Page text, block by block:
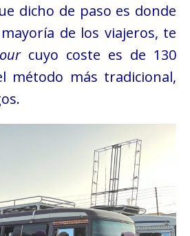
dicho de paso es donde
de los viajeros, te
cuyo coste es de 130
método más tradicional,